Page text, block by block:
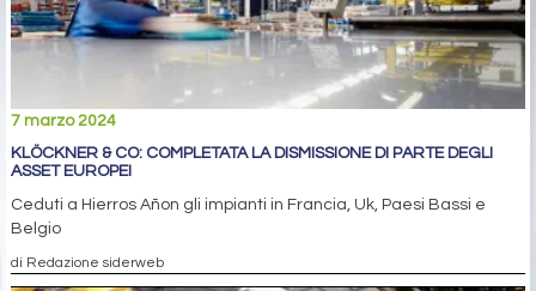
7 marzo 2024
KLÖCKNER & CO: COMPLETATA LA DISMISSIONE DI PARTE DEGLI
ASSET EUROPEI
Ceduti a Hierros Añon gli impianti in Francia, Uk, Paesi Bassi e
Belgio
di Redazione siderweb